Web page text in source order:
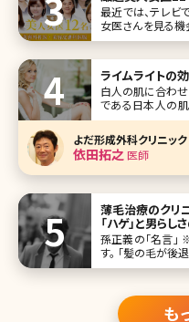
最近では、テレビ
女医さんを見る機会
容医療（美容外科
に比べ、美人度
今回、そんな美
ライムライトの
白人の肌に合わ
である日本人の
ことがありました
開発された光治
は効果が弱かった
よだ形成外科クリニック
依田拓之医師
薄毛治療のクリ
「ハゲ」と男ら
孫正義の「名言」 ※この記事は2016年に発表されたもので
す。 「髪の毛が後
である。」――言わ
のつぶやき
も